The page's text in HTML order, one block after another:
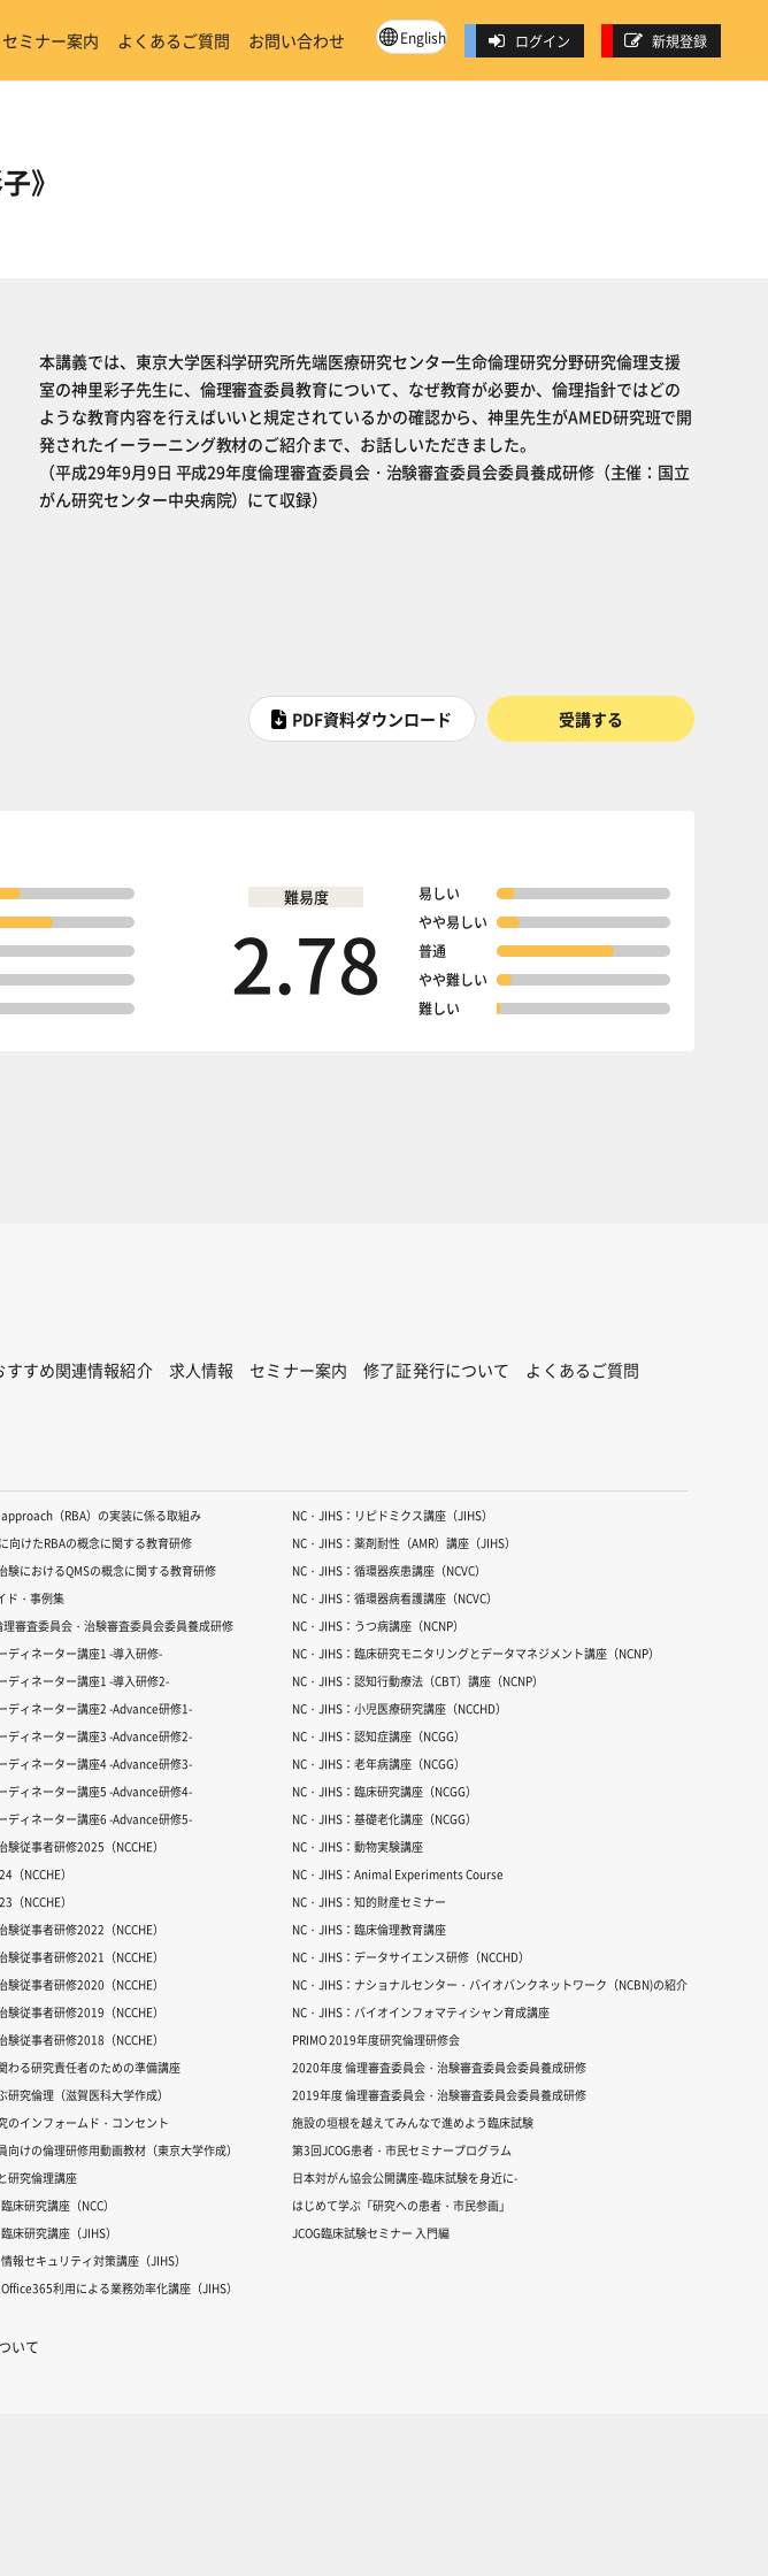
セミナー案内 よくあるご質問 お問い合わせ English ログイン 新規登録
》
本講義では、東京大学医科学研究所先端医療研究センター生命倫理研究分野研究倫理支援
室の神里彩子先生に、倫理審査委員教育について、なぜ教育が必要か、倫理指針ではどの
ような教育内容を行えばいいと規定されているかの確認から、神里先生がAMED研究班で開
発されたイーラーニング教材のご紹介まで、お話しいただきました。
（平成29年9月9日 平成29年度倫理審査委員会・治験審査委員会委員養成研修（主催：国立
がん研究センター中央病院）にて収録）
PDF資料ダウンロード 受講する
難易度
2.78
易しい
やや易しい
普通
やや難しい
難しい
すすめ関連情報紹介 求人情報 セミナー案内 修了証発行について
よくあるご質問
（RBA）の実装に係る取組み
向けたRBAの概念に関する教育研修
験におけるQMSの概念に関する教育研修
ド・事例集
審査委員会・治験審査委員会委員養成研修
ディネーター講座1 -導入研修-
ディネーター講座1 -導入研修2-
ディネーター講座2 -Advance研修1-
ディネーター講座3 -Advance研修2-
ディネーター講座4 -Advance研修3-
ディネーター講座5 -Advance研修4-
ディネーター講座6 -Advance研修5-
験従事者研修2025（NCCHE）
（NCCHE）
（NCCHE）
験従事者研修2022（NCCHE）
験従事者研修2021（NCCHE）
験従事者研修2020（NCCHE）
験従事者研修2019（NCCHE）
験従事者研修2018（NCCHE）
わる研究責任者のための準備講座
研究倫理（滋賀医科大学作成）
のインフォームド・コンセント
向けの倫理研修用動画教材（東京大学作成）
研究倫理講座
床研究講座（NCC）
床研究講座（JIHS）
報セキュリティ対策講座（JIHS）
利用による業務効率化講座（JIHS）
NC・JIHS：リピドミクス講座（JIHS）
NC・JIHS：薬剤耐性（AMR）講座（JIHS）
NC・JIHS：循環器疾患講座（NCVC）
NC・JIHS：循環器病看護講座（NCVC）
NC・JIHS：うつ病講座（NCNP）
NC・JIHS：臨床研究モニタリングとデータマネジメント講座（NCNP）
NC・JIHS：認知行動療法（CBT）講座（NCNP）
NC・JIHS：小児医療研究講座（NCCHD）
NC・JIHS：認知症講座（NCGG）
NC・JIHS：老年病講座（NCGG）
NC・JIHS：臨床研究講座（NCGG）
NC・JIHS：基礎老化講座（NCGG）
NC・JIHS：動物実験講座
NC・JIHS：Animal Experiments Course
NC・JIHS：知的財産セミナー
NC・JIHS：臨床倫理教育講座
NC・JIHS：データサイエンス研修（NCCHD）
NC・JIHS：ナショナルセンター・バイオバンクネットワーク（NCBN)の紹介
NC・JIHS：バイオインフォマティシャン育成講座
PRIMO 2019年度研究倫理研修会
2020年度 倫理審査委員会・治験審査委員会委員養成研修
2019年度 倫理審査委員会・治験審査委員会委員養成研修
施設の垣根を越えてみんなで進めよう臨床試験
第3回JCOG患者・市民セミナープログラム
日本対がん協会公開講座-臨床試験を身近に-
はじめて学ぶ「研究への患者・市民参画」
JCOG臨床試験セミナー 入門編
いて